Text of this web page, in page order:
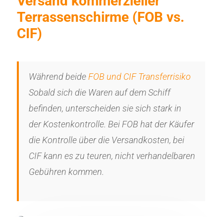
Terrassenschirme (FOB vs.
CIF)
Während beide FOB und CIF Transferrisiko
Sobald sich die Waren auf dem Schiff
befinden, unterscheiden sie sich stark in
der Kostenkontrolle. Bei FOB hat der Käufer
die Kontrolle über die Versandkosten, bei
CIF kann es zu teuren, nicht verhandelbaren
Gebühren kommen.